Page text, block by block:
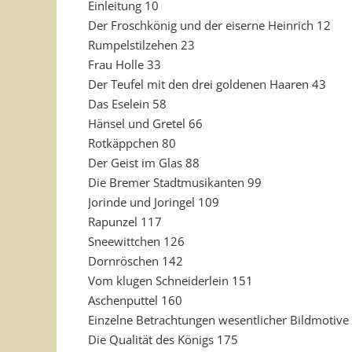
Einleitung 10
Der Froschkönig und der eiserne Heinrich 12
Rumpelstilzehen 23
Frau Holle 33
Der Teufel mit den drei goldenen Haaren 43
Das Eselein 58
Hänsel und Gretel 66
Rotkäppchen 80
Der Geist im Glas 88
Die Bremer Stadtmusikanten 99
Jorinde und Joringel 109
Rapunzel 117
Sneewittchen 126
Dornröschen 142
Vom klugen Schneiderlein 151
Aschenputtel 160
Einzelne Betrachtungen wesentlicher
Die Qualität des Königs 175